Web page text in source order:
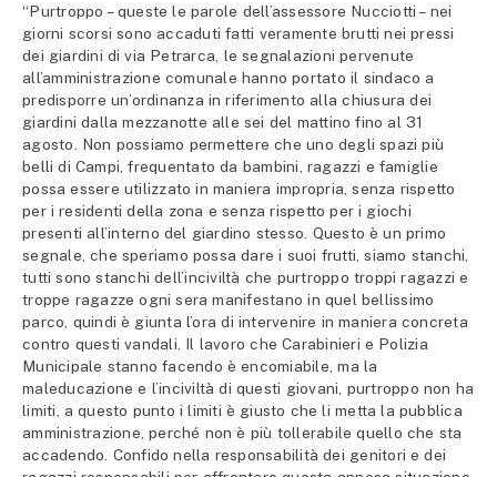
“Purtroppo – queste le parole dell’assessore Nucciotti – nei
giorni scorsi sono accaduti fatti veramente brutti nei pressi
dei giardini di via Petrarca, le segnalazioni pervenute
all’amministrazione comunale hanno portato il sindaco a
predisporre un’ordinanza in riferimento alla chiusura dei
giardini dalla mezzanotte alle sei del mattino fino al 31
agosto. Non possiamo permettere che uno degli spazi più
belli di Campi, frequentato da bambini, ragazzi e famiglie
possa essere utilizzato in maniera impropria, senza rispetto
per i residenti della zona e senza rispetto per i giochi
presenti all’interno del giardino stesso. Questo è un primo
segnale, che speriamo possa dare i suoi frutti, siamo stanchi,
tutti sono stanchi dell’inciviltà che purtroppo troppi ragazzi e
troppe ragazze ogni sera manifestano in quel bellissimo
parco, quindi è giunta l’ora di intervenire in maniera concreta
contro questi vandali. Il lavoro che Carabinieri e Polizia
Municipale stanno facendo è encomiabile, ma la
maleducazione e l’inciviltà di questi giovani, purtroppo non ha
limiti, a questo punto i limiti è giusto che li metta la pubblica
amministrazione, perché non è più tollerabile quello che sta
accadendo. Confido nella responsabilità dei genitori e dei